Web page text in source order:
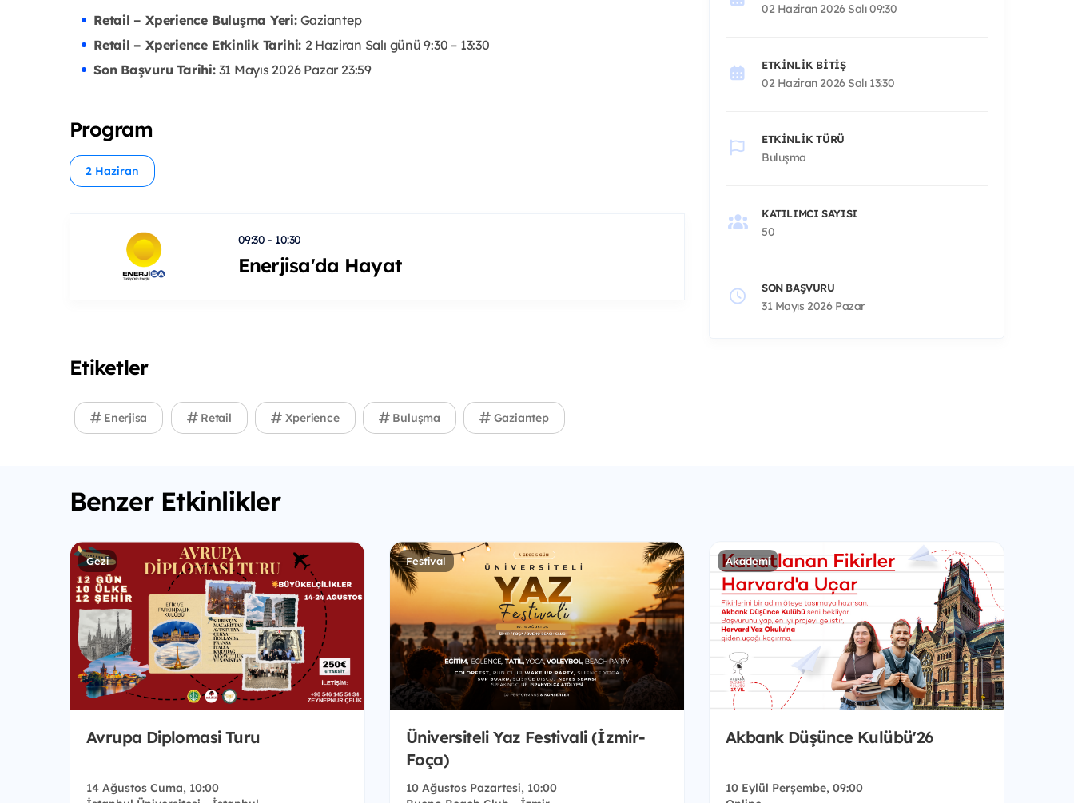
Retail – Xperience Buluşma Yeri:Gaziantep
Retail – Xperience Etkinlik Tarihi: 2 Haziran Salı günü 9:30 – 13:30
Son Başvuru Tarihi:31 Mayıs 2026 Pazar 23:59
Program
2 Haziran
09:30 - 10:30
Enerjisa'da Hayat
Etiketler
Enerjisa Retail Xperience Buluşma Gaziantep
02 Haziran 2026 Salı 09:30
ETKINLIK BITIŞ
02 Haziran 2026 Salı 13:30
ETKINLIK TÜRÜ
Buluşma
KATILIMCI SAYISI
50
SON BAŞVURU
31 Mayıs 2026 Pazar
Benzer Etkinlikler
Gezi
Avrupa Diplomasi Turu
14 Ağustos Cuma, 10:00
Festival
Üniversiteli Yaz Festivali (İzmir-
Foça)
10 Ağustos Pazartesi, 10:00
Akademi
Akbank Düşünce Kulübü'26
10 Eylül Perşembe, 09:00